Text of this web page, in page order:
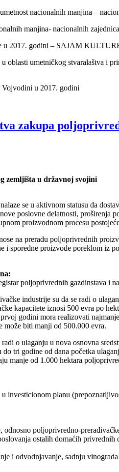
nacionalnih manjina –
manjina- nacionalnih
u 2017. godini – SAJAM
oblasti umetničkog stvaralaštva i
Vojvodini u 2017. godini
zakupa
zemljišta u državnoj svojini
se u aktivnom statusu da
poslovne delatnosti, proširenja
proizvodnom procesu
na preradu poljoprivrednih
proizvode poreklom iz
poljoprivrednih gazdinstava i
industrije su da se radi o
kapacitete iznosi 500 evra po
godini mora realizovati
biti manji od 500.000 evra.
o ulaganju u nova osnovna
tri godine od dana početka
manje od 1.000 hektara
investicionom planu
poljoprivredno-
ostalih domaćih
i odvodnjavanje, sadnju